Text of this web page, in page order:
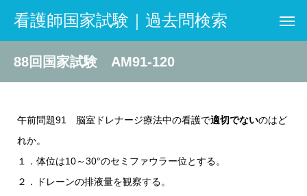
看護師国家試験｜過去問検索
88回国家試験 AM91-120
午前問題91 脳室ドレナージ療法中の看護で適切でないのはど
れか。
１．体位は10～30°のセミファウラー位とする。
２．ドレーンの排液量を観察する。